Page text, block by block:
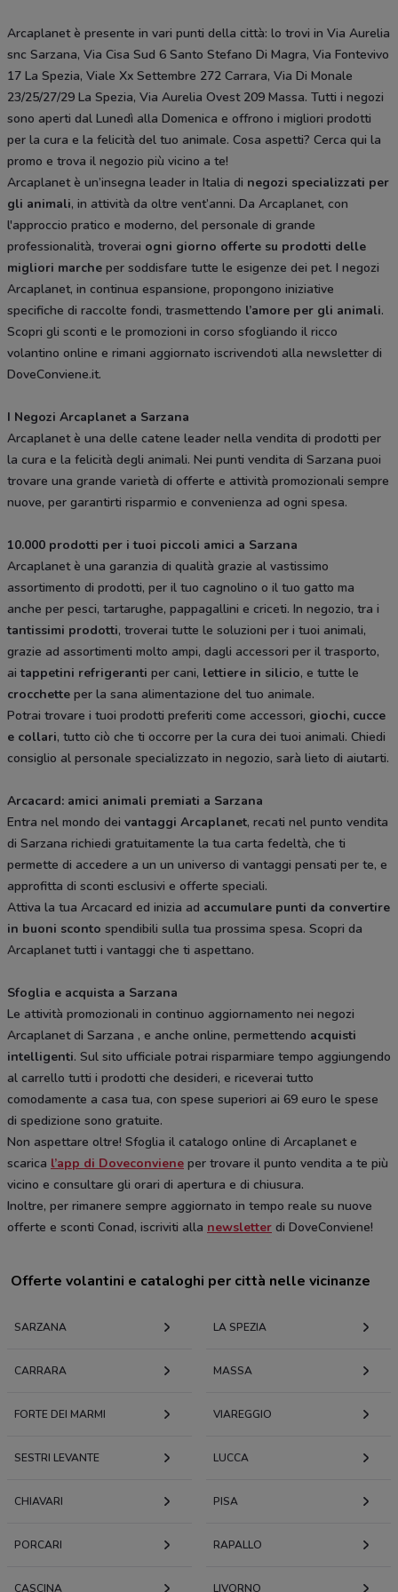
Arcaplanet è presente in vari punti della città: lo trovi in Via Aurelia
snc Sarzana, Via Cisa Sud 6 Santo Stefano Di Magra, Via Fontevivo
17 La Spezia, Viale Xx Settembre 272 Carrara, Via Di Monale
23/25/27/29 La Spezia, Via Aurelia Ovest 209 Massa. Tutti i negozi
sono aperti dal Lunedì alla Domenica e offrono i migliori prodotti
per la cura e la felicità del tuo animale. Cosa aspetti? Cerca qui la
promo e trova il negozio più vicino a te!
Arcaplanet è un’insegna leader in Italia di negozi specializzati per
gli animali, in attività da oltre vent’anni. Da Arcaplanet, con
l'approccio pratico e moderno, del personale di grande
professionalità, troverai ogni giorno offerte su prodotti delle
migliori marche per soddisfare tutte le esigenze dei pet. I negozi
Arcaplanet, in continua espansione, propongono iniziative
specifiche di raccolte fondi, trasmettendo l’amore per gli animali.
Scopri gli sconti e le promozioni in corso sfogliando il ricco
volantino online e rimani aggiornato iscrivendoti alla newsletter di
DoveConviene.it.
I Negozi Arcaplanet a Sarzana
Arcaplanet è una delle catene leader nella vendita di prodotti per
la cura e la felicità degli animali. Nei punti vendita di Sarzana puoi
trovare una grande varietà di offerte e attività promozionali sempre
nuove, per garantirti risparmio e convenienza ad ogni spesa.
10.000 prodotti per i tuoi piccoli amici a Sarzana
Arcaplanet è una garanzia di qualità grazie al vastissimo
assortimento di prodotti, per il tuo cagnolino o il tuo gatto ma
anche per pesci, tartarughe, pappagallini e criceti. In negozio, tra i
tantissimi prodotti, troverai tutte le soluzioni per i tuoi animali,
grazie ad assortimenti molto ampi, dagli accessori per il trasporto,
aitappetini refrigeranti per cani, lettiere in silicio, e tutte le
crocchette per la sana alimentazione del tuo animale.
Potrai trovare i tuoi prodotti preferiti come accessori, giochi, cucce
e collari, tutto ciò che ti occorre per la cura dei tuoi animali. Chiedi
consiglio al personale specializzato in negozio, sarà lieto di aiutarti.
Arcacard: amici animali premiati a Sarzana
Entra nel mondo dei vantaggi Arcaplanet, recati nel punto vendita
di Sarzana richiedi gratuitamente la tua carta fedeltà, che ti
permette di accedere a un un universo di vantaggi pensati per te, e
approfitta di sconti esclusivi e offerte speciali.
Attiva la tua Arcacard ed inizia ad accumulare punti da convertire
in buoni sconto spendibili sulla tua prossima spesa. Scopri da
Arcaplanet tutti i vantaggi che ti aspettano.
Sfoglia e acquista a Sarzana
Le attività promozionali in continuo aggiornamento nei negozi
Arcaplanet di Sarzana , e anche online, permettendo acquisti
intelligenti. Sul sito ufficiale potrai risparmiare tempo aggiungendo
al carrello tutti i prodotti che desideri, e riceverai tutto
comodamente a casa tua, con spese superiori ai 69 euro le spese
di spedizione sono gratuite.
Non aspettare oltre! Sfoglia il catalogo online di Arcaplanet e
scarica l’app di Doveconviene per trovare il punto vendita a te più
vicino e consultare gli orari di apertura e di chiusura.
Inoltre, per rimanere sempre aggiornato in tempo reale su nuove
offerte e sconti Conad, iscriviti alla newsletter di DoveConviene!
Offerte volantini e cataloghi per città nelle vicinanze
SARZANA LA SPEZIA
CARRARA MASSA
FORTE DEI MARMI VIAREGGIO
SESTRI LEVANTE LUCCA
CHIAVARI PISA
PORCARI RAPALLO
CASCINA LIVORNO